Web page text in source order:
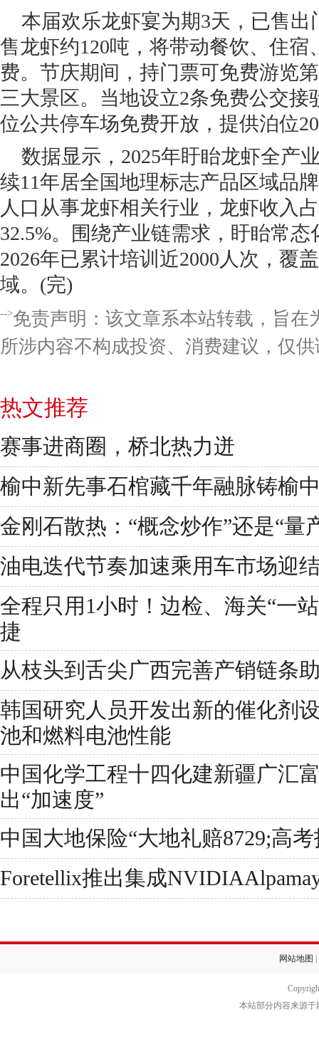
本届欢乐龙虾宴为期3天，已售出
售龙虾约120吨，将带动餐饮、住宿
费。节庆期间，持门票可免费游览
三大景区。当地设立2条免费公交接
位公共停车场免费开放，提供泊位
数据显示，2025年盱眙龙虾全产
续11年居全国地理标志产品区域品
人口从事龙虾相关行业，龙虾收入
32.5%。围绕产业链需求，盱眙常
2026年已累计培训近2000人次，覆
域。(完)
-->免责声明：该文章系本站转载，旨在
所涉内容不构成投资、消费建议，仅
热文推荐
赛事进商圈，桥北热力迸
榆中新先事石棺藏千年融脉铸榆
金刚石散热：“概念炒作”还是“量
油电迭代节奏加速乘用车市场迎
全程只用1小时！边检、海关“一
捷
从枝头到舌尖广西完善产销链条
韩国研究人员开发出新的催化剂
池和燃料电池性能
中国化学工程十四化建新疆广汇
出“加速度”
中国大地保险“大地礼赔8729;高
Foretellix推出集成
网站地图
本站部分内容来源于